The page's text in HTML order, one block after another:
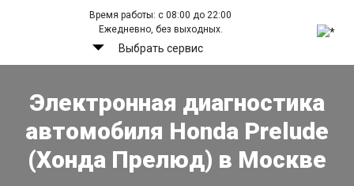
Время работы: с 08:00 до 22:00
Ежедневно, без выходных.
Выбрать сервис
Электронная диагностика
автомобиля Honda Prelude
(Хонда Прелюд) в Москве